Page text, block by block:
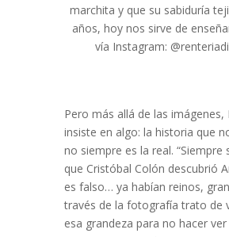
marchita y que su sabiduría
años, hoy nos sirve de
vía Instagram:
Pero más allá de las imágenes,
insiste en algo: la historia que
no siempre es la real. “Siempre
que Cristóbal Colón descubrió
es falso… ya habían reinos,
través de la fotografía trato de
esa grandeza para no hacer ver